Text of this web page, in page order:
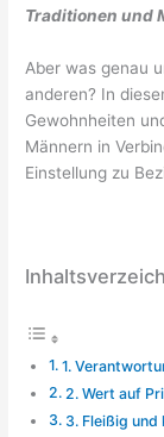
Traditionen und
Aber was genau
anderen? In
Gewohnheiten
Männern in
Einstellung zu
1.
2. Wert auf
3. Fleißig